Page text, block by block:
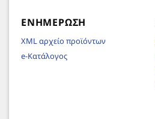
ΕΝΗΜΈΡΩΣΗ
XML αρχείο προϊόντων
e-Κατάλογος